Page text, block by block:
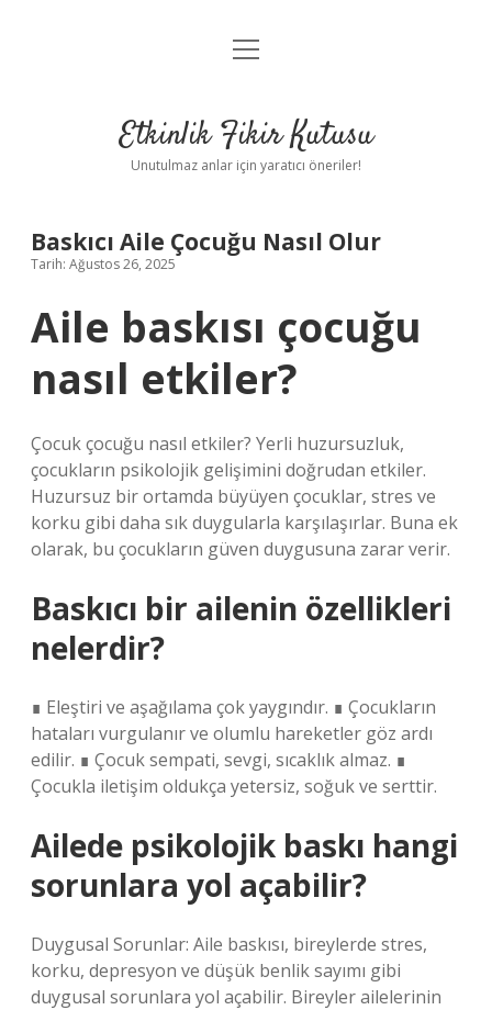
Anasayfa
Yasal Uyarı
menüyü
Etkinlik Fikir Kutusu
Unutulmaz anlar için yaratıcı öneriler!
Baskıcı Aile Çocuğu Nasıl Olur
Tarih: Ağustos 26, 2025
Aile baskısı çocuğu
nasıl etkiler?
Çocuk çocuğu nasıl etkiler? Yerli huzursuzluk,
çocukların psikolojik gelişimini doğrudan etkiler.
Huzursuz bir ortamda büyüyen çocuklar, stres ve
korku gibi daha sık duygularla karşılaşırlar. Buna ek
olarak, bu çocukların güven duygusuna zarar verir.
Baskıcı bir ailenin özellikleri
nelerdir?
∎ Eleştiri ve aşağılama çok yaygındır. ∎ Çocukların
hataları vurgulanır ve olumlu hareketler göz ardı
edilir. ∎ Çocuk sempati, sevgi, sıcaklık almaz. ∎
Çocukla iletişim oldukça yetersiz, soğuk ve serttir.
Ailede psikolojik baskı hangi
sorunlara yol açabilir?
Duygusal Sorunlar: Aile baskısı, bireylerde stres,
korku, depresyon ve düşük benlik sayımı gibi
duygusal sorunlara yol açabilir. Bireyler ailelerinin